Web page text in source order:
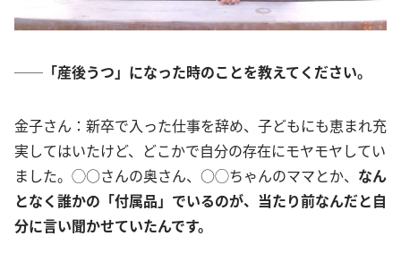
──「産後うつ」になった時のことを教えてください。
金子さん：新卒で入った仕事を辞め、子どもにも恵まれ充
実してはいたけど、どこかで自分の存在にモヤモヤしてい
ました。◯○さんの奥さん、○◯ちゃんのママとか、 なん
となく誰かの「付属品」でいるのが、当たり前なんだと自
分に言い聞かせていたんです。